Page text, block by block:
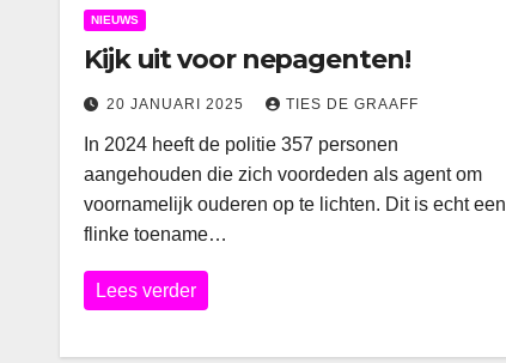
NIEUWS
Kijk uit voor nepagenten!
20 JANUARI 2025 TIES DE GRAAFF
In 2024 heeft de politie 357 personen
aangehouden die zich voordeden als agent om
voornamelijk ouderen op te lichten. Dit is echt een
flinke toename…
Lees verder